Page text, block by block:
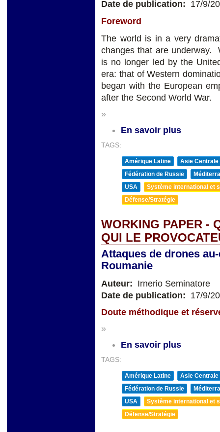
Date de publication: 17/9/
Foreword
The world is in a very
changes that are underway.
is no longer led by the
era: that of Western
began with the European
after the Second World War.
»
En savoir plus
TAGS:
Amérique Latine
Asie Centrale
Fédération de Russie
USA
Système international et
Défense/Stratégie
WORKING PAPER -
QUI LE
Attaques de drones
Roumanie
Auteur: Irnerio Seminatore
Date de publication: 17/9/
Doute méthodique et
»
En savoir plus
TAGS:
Amérique Latine
Asie Centrale
Fédération de Russie
USA
Système international et
Défense/Stratégie